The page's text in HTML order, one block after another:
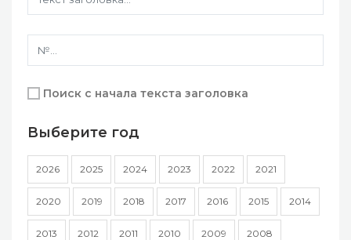
Поиск с начала текста заголовка
Выберите год
2026 2025 2024 2023 2022 2021
2020 2019 2018 2017 2016 2015 2014
2013 2012 2011 2010 2009 2008